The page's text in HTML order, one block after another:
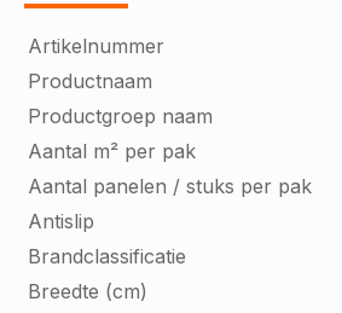
Artikelnummer
Productnaam
Productgroep naam
Aantal m² per pak
Aantal panelen / stuks per pak
Antislip
Brandclassificatie
Breedte (cm)